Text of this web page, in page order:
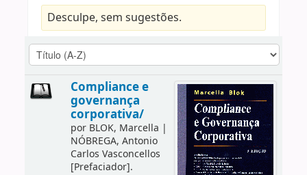
Desculpe, sem sugestões.
Compliance e
governança
corporativa/
por BLOK, Marcella |
NÓBREGA, Antonio
Carlos Vasconcellos
[Prefaciador].